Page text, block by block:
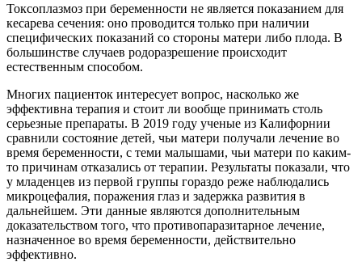
Токсоплазмоз при беременности не является показанием для
кесарева сечения: оно проводится только при наличии
специфических показаний со стороны матери либо плода. В
большинстве случаев родоразрешение происходит
естественным способом.
Многих пациенток интересует вопрос, насколько же
эффективна терапия и стоит ли вообще принимать столь
серьезные препараты. В 2019 году ученые из Калифорнии
сравнили состояние детей, чьи матери получали лечение во
время беременности, с теми малышами, чьи матери по каким-
то причинам отказались от терапии. Результаты показали, что
у младенцев из первой группы гораздо реже наблюдались
микроцефалия, поражения глаз и задержка развития в
дальнейшем. Эти данные являются дополнительным
доказательством того, что противопаразитарное лечение,
назначенное во время беременности, действительно
эффективно.